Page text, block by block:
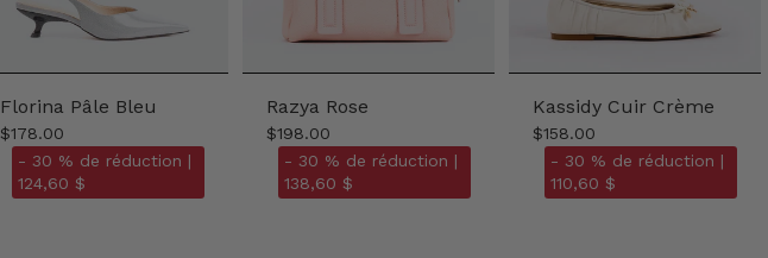
Florina Pâle Bleu
$178.00
- 30 % de réduction |
124,60 $
Razya Rose
$198.00
- 30 % de réduction |
138,60 $
Kassidy Cuir Crème
$158.00
- 30 % de réduction |
110,60 $